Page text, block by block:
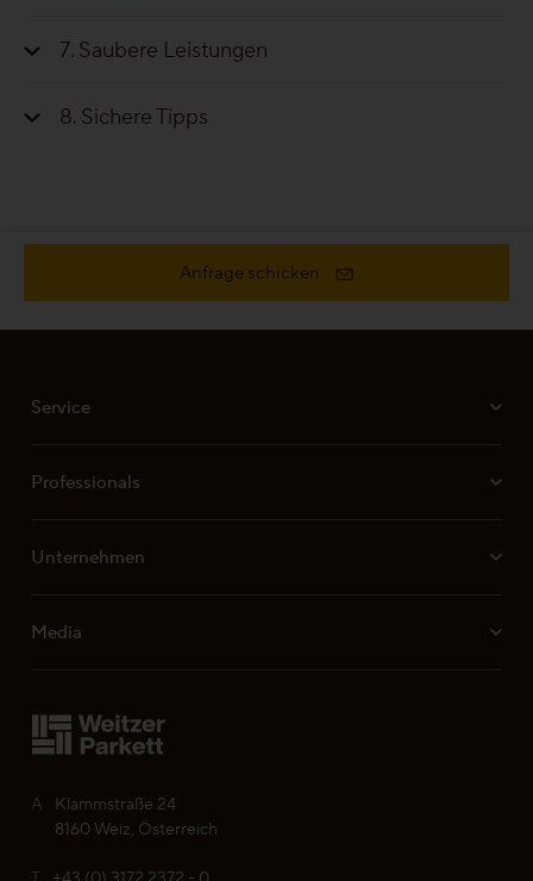
7 Saubere Leistungen
8 Sichere Tipps
Anfrage schicken
A
Klammstraße 24
8160 Weiz, Österreich
Service
Professionals
Unternehmen
Media